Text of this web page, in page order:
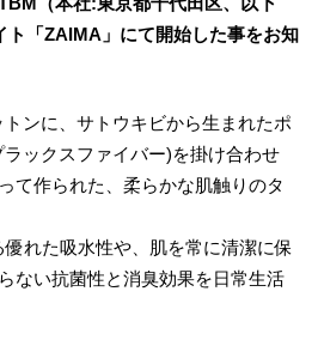
ト「ZAIMA」にて開始した事をお知
ンに、サトウキビから生まれたポ
ラックスファイバー)を掛け合わせ
て作られた、柔らかな肌触りのタ
れた吸水性や、肌を常に清潔に保
ない抗菌性と消臭効果を日常生活